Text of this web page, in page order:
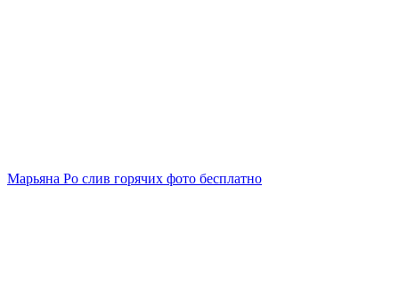
Марьяна Ро слив горячих фото бесплатно